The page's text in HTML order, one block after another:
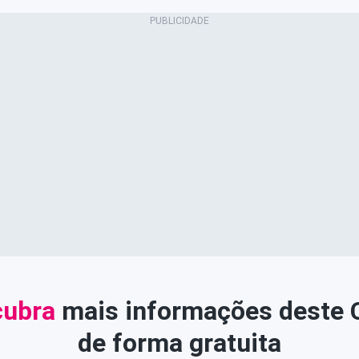
mais informações deste
de forma gratuita